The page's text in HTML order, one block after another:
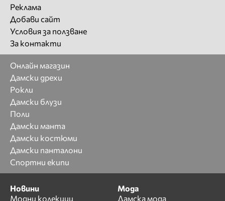
Реклама
Добави сайт
Условия за ползване
За контакти
Онлайн магазин
Дамски дрехи
Рокли
Дамски блузи
Поли
Дамски манта
Дамски костюми
Дамски панталони
Спортни екипи
Новини
Модни колекции
Мода
Дамска мода